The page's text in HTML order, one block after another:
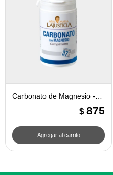
Carbonato de Magnesio -
$ 875